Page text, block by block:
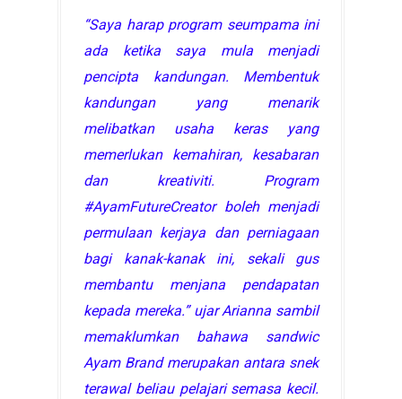
“Saya harap program seumpama ini
ada ketika saya mula menjadi
pencipta kandungan. Membentuk
kandungan yang menarik
melibatkan usaha keras yang
memerlukan kemahiran, kesabaran
dan kreativiti. Program
#AyamFutureCreator boleh menjadi
permulaan kerjaya dan perniagaan
bagi kanak-kanak ini, sekali gus
membantu menjana pendapatan
kepada mereka.” ujar Arianna sambil
memaklumkan bahawa sandwic
Ayam Brand merupakan antara snek
terawal beliau pelajari semasa kecil.